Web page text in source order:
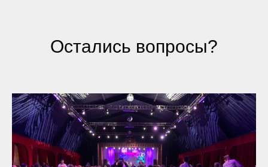
Остались вопросы?